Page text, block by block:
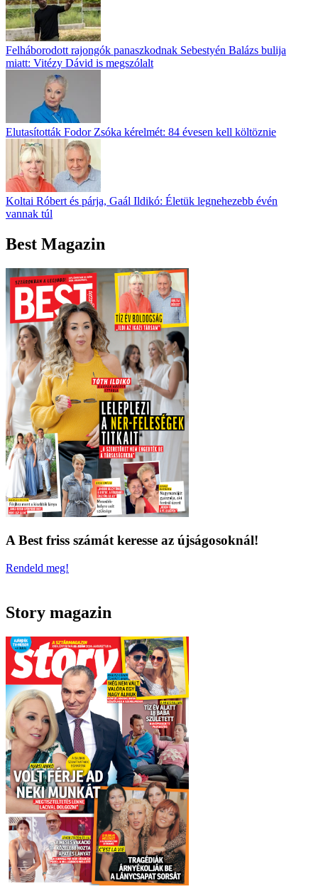
Felháborodott rajongók panaszkodnak Sebestyén Balázs bulija
miatt: Vitézy Dávid is megszólalt
Elutasították Fodor Zsóka kérelmét: 84 évesen kell költöznie
Koltai Róbert és párja, Gaál Ildikó: Életük legnehezebb évén
vannak túl
Best Magazin
A Best friss számát keresse az újságosoknál!
Rendeld meg!
Story magazin